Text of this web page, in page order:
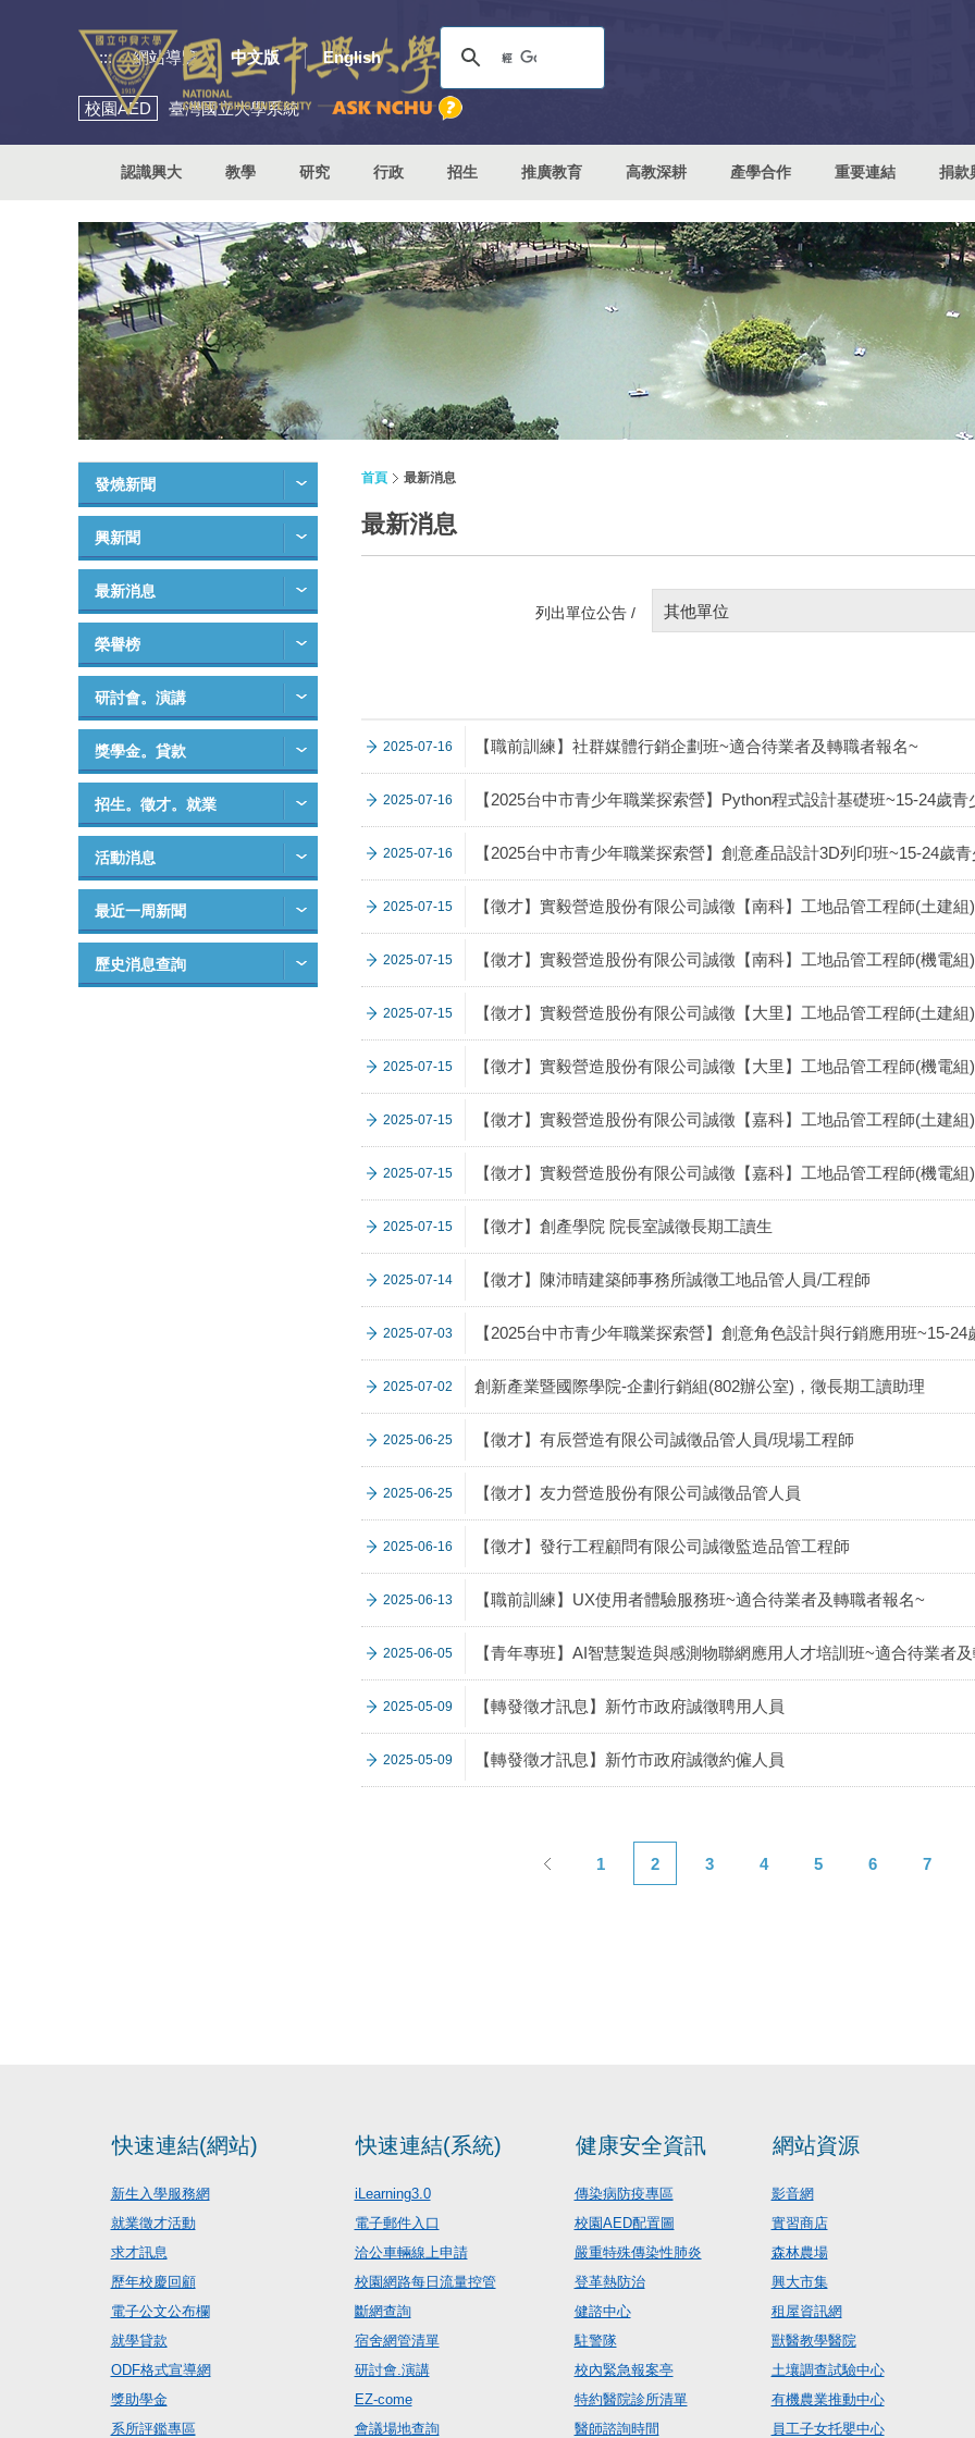
::: 網站導覽 中文版 English
校園AED 臺灣國立大學系統
認識興大 教學 研究 行政 招生 推廣教育 高教深耕 產學合作 重要連結 捐款
發燒新聞
興新聞
最新消息
榮譽榜
研討會。演講
獎學金。貸款
招生。徵才。就業
活動消息
最近一周新聞
歷史消息查詢
首頁 最新消息
最新消息
列出單位公告 / 其他單位
2025-07-16 【職前訓練】社群媒體行銷企劃班~適合待業者及轉職者報名~
2025-07-16 【2025台中市青少年職業探索營】Python程式設計基礎班~15-24歲青
2025-07-16 【2025台中市青少年職業探索營】創意產品設計3D列印班~15-24歲
2025-07-15 【徵才】實毅營造股份有限公司誠徵【南科】工地品管工程師(土建組)
2025-07-15 【徵才】實毅營造股份有限公司誠徵【南科】工地品管工程師(機電組)
2025-07-15 【徵才】實毅營造股份有限公司誠徵【大里】工地品管工程師(土建組)
2025-07-15 【徵才】實毅營造股份有限公司誠徵【大里】工地品管工程師(機電組)
2025-07-15 【徵才】實毅營造股份有限公司誠徵【嘉科】工地品管工程師(土建組)
2025-07-15 【徵才】實毅營造股份有限公司誠徵【嘉科】工地品管工程師(機電組)
2025-07-15 【徵才】創產學院 院長室誠徵長期工讀生
2025-07-14 【徵才】陳沛晴建築師事務所誠徵工地品管人員/工程師
2025-07-03 【2025台中市青少年職業探索營】創意角色設計與行銷應用班~15-24
2025-07-02 創新產業暨國際學院-企劃行銷組(802辦公室)，徵長期工讀助理
2025-06-25 【徵才】有辰營造有限公司誠徵品管人員/現場工程師
2025-06-25 【徵才】友力營造股份有限公司誠徵品管人員
2025-06-16 【徵才】發行工程顧問有限公司誠徵監造品管工程師
2025-06-13 【職前訓練】UX使用者體驗服務班~適合待業者及轉職者報名~
2025-06-05 【青年專班】AI智慧製造與感測物聯網應用人才培訓班~適合待業者
2025-05-09 【轉發徵才訊息】新竹市政府誠徵聘用人員
2025-05-09 【轉發徵才訊息】新竹市政府誠徵約僱人員
1 2 3 4 5 6 7
快速連結(網站)
新生入學服務網
就業徵才活動
求才訊息
歷年校慶回顧
電子公文公布欄
就學貸款
ODF格式宣導網
獎助學金
系所評鑑專區
快速連結(系統)
iLearning3.0
電子郵件入口
洽公車輛線上申請
校園網路每日流量控管
斷網查詢
宿舍網管清單
研討會.演講
EZ-come
會議場地查詢
健康安全資訊
傳染病防疫專區
校園AED配置圖
嚴重特殊傳染性肺炎
登革熱防治
健諮中心
駐警隊
校內緊急報案亭
特約醫院診所清單
醫師諮詢時間
網站資源
影音網
實習商店
森林農場
興大市集
租屋資訊網
獸醫教學醫院
土壤調查試驗中心
有機農業推動中心
員工子女托嬰中心